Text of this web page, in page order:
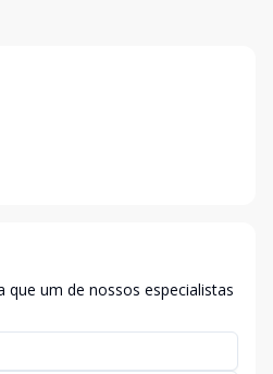
que um de nossos especialistas